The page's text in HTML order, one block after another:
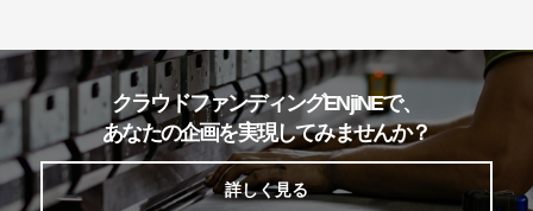
クラウドファンディングENjiNEで、
あなたの企画を実現してみませんか？
詳しく見る